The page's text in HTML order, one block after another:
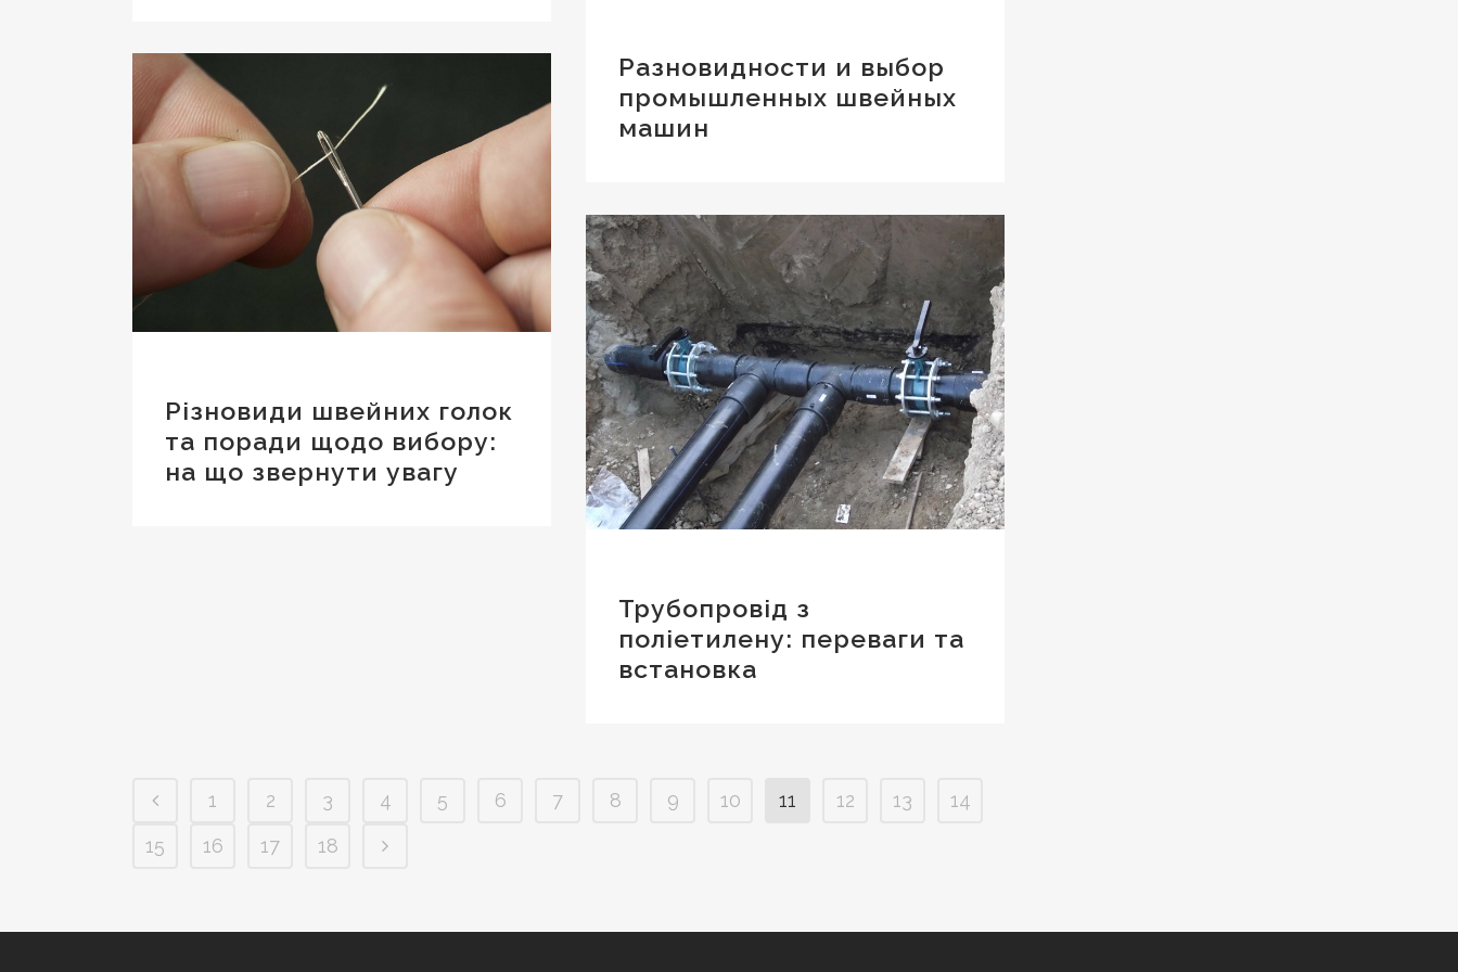
Разновидности и выбор
промышленных швейных
машин
Різновиди швейних голок
та поради щодо вибору:
на що звернути увагу
Трубопровід з
поліетилену: переваги та
встановка
1 2 3 4 5 6 7 8 9 10 11 12 13
14
15
16 17 18